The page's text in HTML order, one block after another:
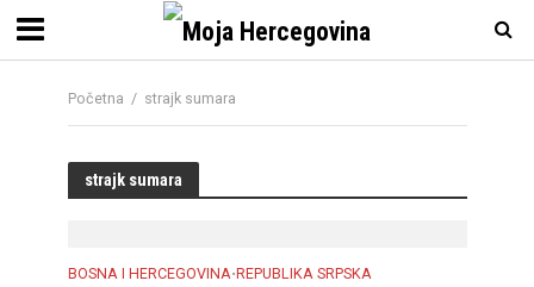
Početna / strajk sumara
strajk sumara
BOSNA I HERCEGOVINA•REPUBLIKA SRPSKA